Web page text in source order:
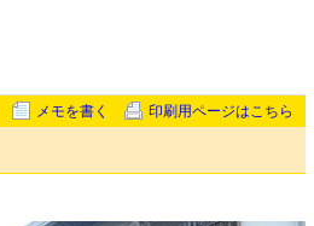
メモを書く 印刷用ページはこちら